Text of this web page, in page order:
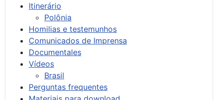
Itinerário
Polônia
Homilias e testemunhos
Comunicados de Imprensa
Documentales
Vídeos
Brasil
Perguntas frequentes